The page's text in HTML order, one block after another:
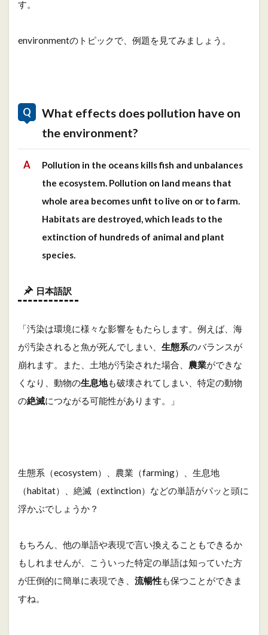
す。
environmentのトピックで、例題を見てみましょう。
What effects does pollution have on
the environment?
Pollution in the oceans kills fish and unbalances
the ecosystem. Pollution on land means that
whole area becomes unfit to live on or to farm.
Habitats are destroyed, which leads to the
extinction of hundreds of animal and plant
species.
日本語訳
「汚染は環境に様々な影響をもたらします。例えば、海
が汚染されると魚が死んでしまい、 生態系のバランスが
崩れます。また、土地が汚染された場合、 農業ができな
くなり、動物の生息地も破壊されてしまい、特定の動物
の絶滅につながる可能性があります。」
生態系（ecosystem）、農業（farming）、生息地
（habitat）、絶滅（extinction）などの単語がパッと頭に
浮かぶでしょうか？
もちろん、他の単語や表現で言い換えることもできるか
もしれませんが、こういった特定の単語は知っていた方
が圧倒的に簡単に表現でき、 流暢性も保つことができま
すね。